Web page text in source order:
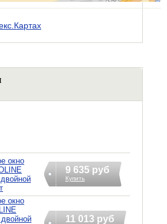
окно
9 635 руб
Купить
окно
11 013 руб